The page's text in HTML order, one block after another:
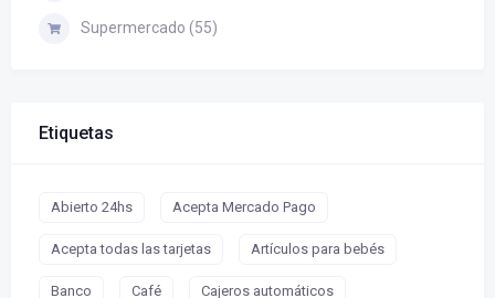
Supermercado (55)
Etiquetas
Abierto 24hs Acepta Mercado Pago
Acepta todas las tarjetas Artículos para bebés
Banco Café Cajeros automáticos